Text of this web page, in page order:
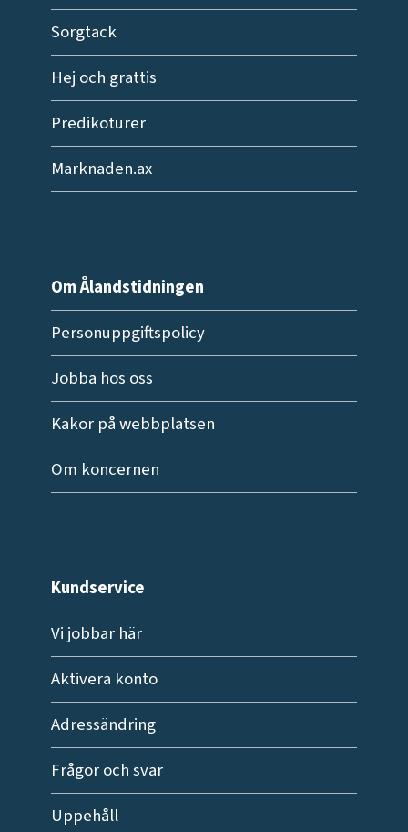
Sorgtack
Hej och grattis
Predikoturer
Marknaden.ax
Om Ålandstidningen
Personuppgiftspolicy
Jobba hos oss
Kakor på webbplatsen
Om koncernen
Kundservice
Vi jobbar här
Aktivera konto
Adressändring
Frågor och svar
Uppehåll